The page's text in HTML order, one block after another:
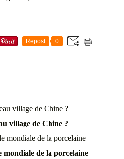
Repost 0
village de Chine ?
mondiale de la porcelaine